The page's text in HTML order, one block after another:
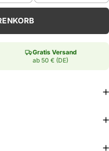
Gratis Versand
ab 50 € (DE)